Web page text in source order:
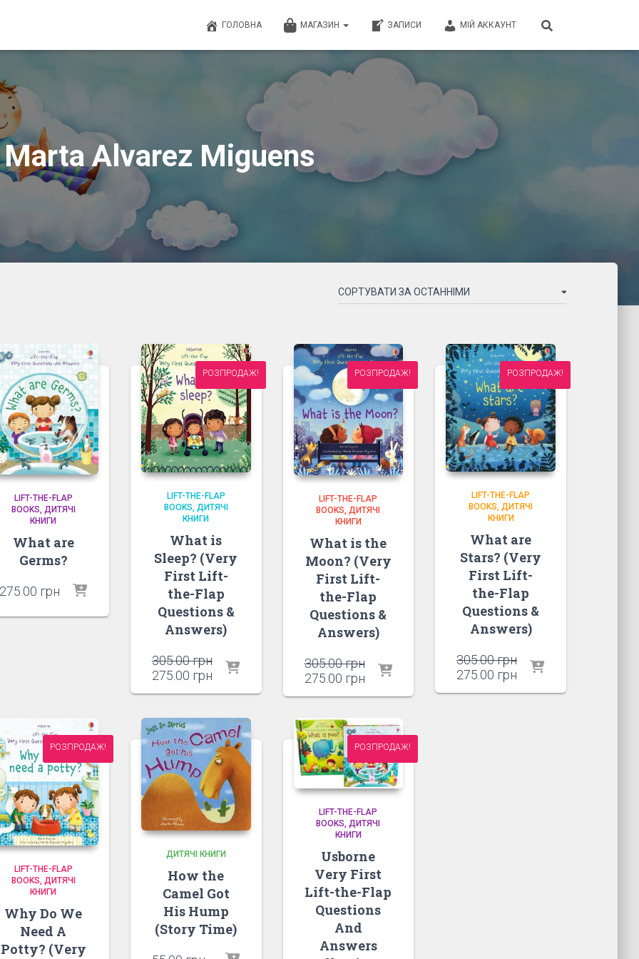
ГОЛОВНА МАГАЗИН ЗАПИСИ МІЙ АККАУНТ
Marta Alvarez Miguens
LIFT-THE-FLAP
BOOKS ДИТЯЧІ
КНИГИ
What are
Germs?
275.00 грн
РОЗПРОДАЖ!
LIFT-THE-FLAP
BOOKS ДИТЯЧІ
КНИГИ
What is
Sleep? (Very
First Lift-
the-Flap
Questions &
Answers)
305.00грнОригінальна
ціна:
305.00 грн.
275.00 грнПоточна
РОЗПРОДАЖ!
LIFT-THE-FLAP
BOOKS ДИТЯЧІ
КНИГИ
What is the
Moon? (Very
First Lift-
the-Flap
Questions &
Answers)
305.00грнОригінальна
ціна:
305.00 грн.
275.00 грнПоточна
РОЗПРОДАЖ!
LIFT-THE-FLAP
BOOKS ДИТЯЧІ
КНИГИ
What are
Stars? (Very
First Lift-
the-Flap
Questions &
Answers)
305.00грнОригінальна
ціна:
305.00 грн.
275.00 грн Поточна
РОЗПРОДАЖ!
LIFT-THE-FLAP
BOOKS ДИТЯЧІ
КНИГИ
Why Do We
Need A
Potty? (Very
ДИТЯЧІ КНИГИ
How the
Camel Got
His Hump
(Story Time)
РОЗПРОДАЖ!
LIFT-THE-FLAP
BOOKS ДИТЯЧІ
КНИГИ
Usborne
Very First
Lift-the-Flap
Questions
And
Answers